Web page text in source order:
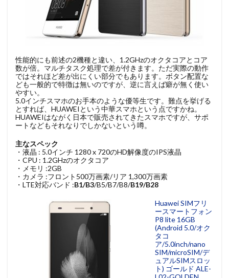
性能的にも前述の2機種と違い、1.2GHzのオクタコアとコア
数が倍。マルチタスク処理で差が付きます。ただ実際の動作
ではそれほど差が出にくい部分でもあります。ボタン配置な
ども一般的で特徴は無いのですが、逆に言えば癖が無く使い
やすい。
5.0インチスマホのお手本のような優等生です。難点を挙げる
とすれば、HUAWEIという中華スマホという点ですかね。
HUAWEIはながく日本で販売されてきたスマホですが、サポ
ートなどもそれなりでしかないという噂。
主なスペック
・液晶 : 5.0インチ 1280 x 720のHD解像度のIPS液晶
・CPU : 1.2GHzのオクタコア
・メモリ :2GB
・カメラ :フロント500万画素/リア 1,300万画素
・LTE対応バンド :B1/B3/B5/B7/B8/B19/B28
Huawei SIMフリ
ースマートフォン
P8 lite 16GB
(Android 5.0/オク
タコ
ア/5.0inch/nano
SIM/microSIM/デ
ュアルSIMスロッ
ト) ゴールド ALE-